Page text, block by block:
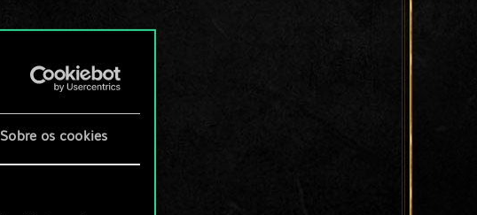
Sobre os cookies